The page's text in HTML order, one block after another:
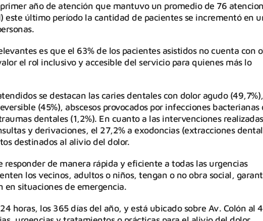
año de atención que mantuvo un promedio de 76
este último período la cantidad de pacientes se incrementó en
es que el 63% de los pacientes asistidos no cuenta con
el rol inclusivo y accesible del servicio para quienes más lo
se destacan las caries dentales con dolor agudo (49,7%),
(45%), abscesos provocados por infecciones bacterianas
dentales (1,2%). En cuanto a las intervenciones
y derivaciones, el 27,2% a exodoncias (extracciones
destinados al alivio del dolor.
responder de manera rápida y eficiente a todas las urgencias
los vecinos, adultos o niños, tengan o no obra social,
en situaciones de emergencia.
horas, los 365 días del año, y está ubicado sobre Av. Colón al